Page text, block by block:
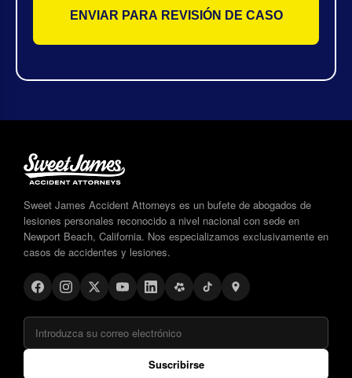
Sweet James Accident Attorneys es un bufete de abogados de
lesiones personales reconocido a nivel nacional con sede en
Newport Beach, California. Nos especializamos exclusivamente en
casos de accidentes y lesiones.
Suscribirse